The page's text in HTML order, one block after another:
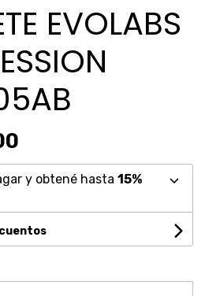
EVOLABS
y obtené hasta 15%